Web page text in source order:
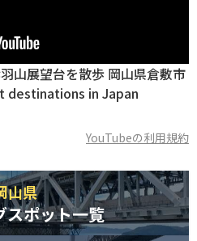
山展望台を散歩 岡山県倉敷市
destinations in Japan
YouTubeの利用規約
山県
スポット一覧